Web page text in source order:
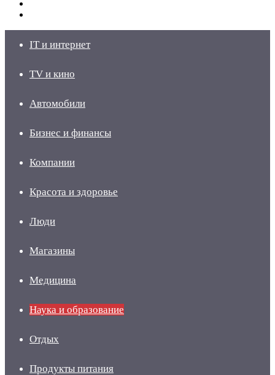
IT и интернет
TV и кино
Автомобили
Бизнес и финансы
Компании
Красота и здоровье
Люди
Магазины
Медицина
Наука и образование
Отдых
Продукты питания